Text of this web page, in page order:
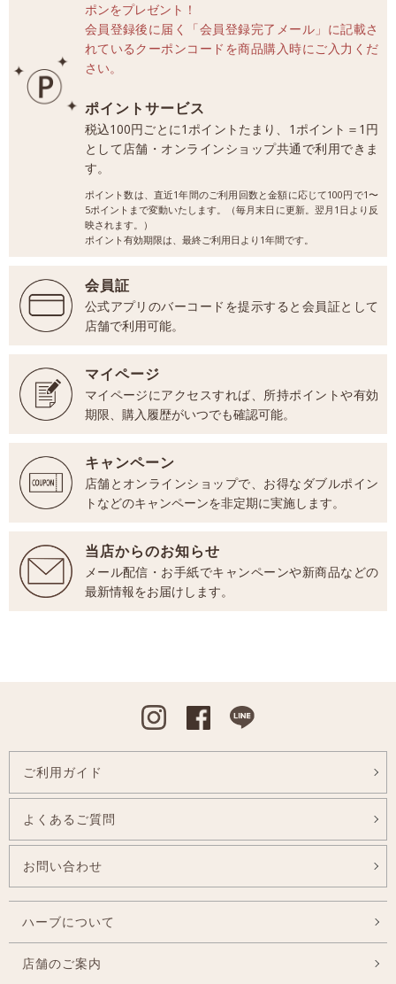
ポンをプレゼント！
会員登録後に届く「会員登録完了メール」に記載さ
れているクーポンコードを商品購入時にご入力くだ
さい。
ポイントサービス
税込100円ごとに1ポイントたまり、1ポイント＝1円
として店舗・オンラインショップ共通で利用できま
す。
ポイント数は、直近1年間のご利用回数と金額に応じて100円で1〜
5ポイントまで変動いたします。（毎月末日に更新。翌月1日より反
映されます。）
ポイント有効期限は、最終ご利用日より1年間です。
会員証
公式アプリのバーコードを提示すると会員証として
店舗で利用可能。
マイページ
マイページにアクセスすれば、所持ポイントや有効
期限、購入履歴がいつでも確認可能。
キャンペーン
店舗とオンラインショップで、お得なダブルポイン
トなどのキャンペーンを非定期に実施します。
当店からのお知らせ
メール配信・お手紙でキャンペーンや新商品などの
最新情報をお届けします。
Instagram
ご利用ガイド
よくあるご質問
お問い合わせ
ハーブについて
店舗のご案内